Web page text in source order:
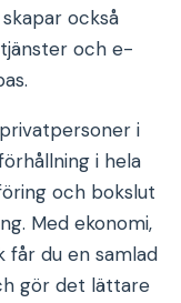
också
och e-
i
i hela
och bokslut
Med ekonomi,
får du en samlad
gör det lättare